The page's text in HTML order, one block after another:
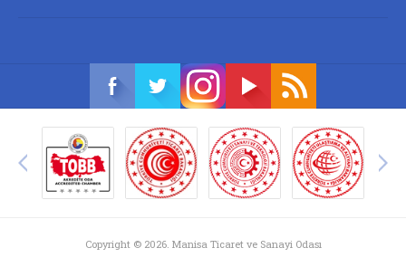
Copyright © 2026. Manisa Ticaret ve Sanayi Odası